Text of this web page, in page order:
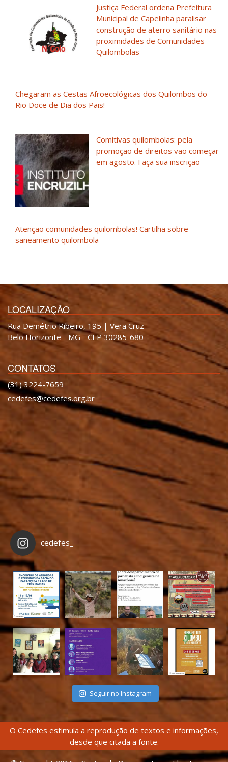
Justiça Federal ordena Prefeitura
Municipal de Capelinha paralisar
construção de aterro sanitário nas
proximidades de Comunidades
Quilombolas
Chegaram as Cestas Afroecológicas dos Quilombos do
Rio Doce de Dia dos Pais!
Comitivas quilombolas: pela
promoção de direitos vão começar
em agosto. Faça sua inscrição
Atenção comunidades quilombolas! Cartilha sobre
saneamento quilombola
LOCALIZAÇÃO
Rua Demétrio Ribeiro, 195 | Vera Cruz
Belo Horizonte - MG - CEP 30285-680
CONTATOS
(31) 3224-7659
cedefes@cedefes.org.br
cedefes_
Seguir no Instagram
O Cedefes estimula a reprodução de textos e informações,
desde que citada a fonte.